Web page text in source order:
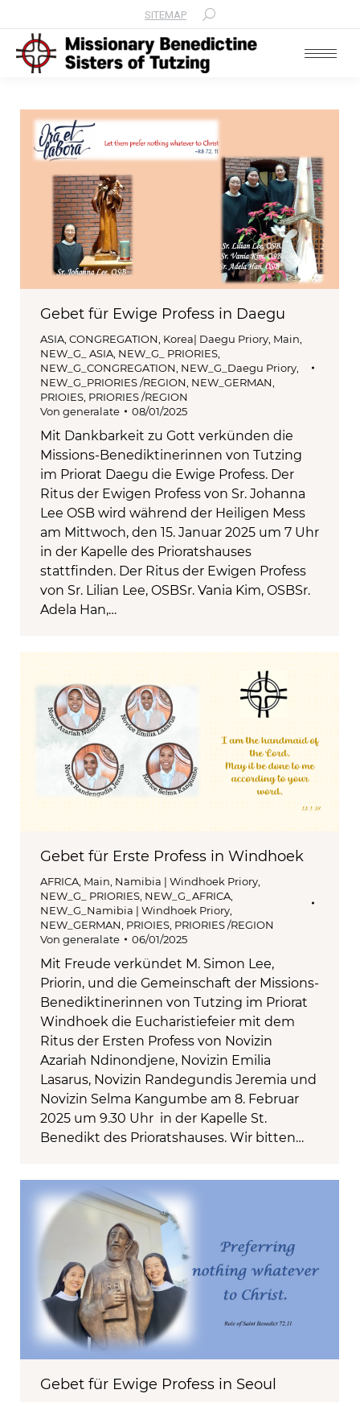
SITEMAP Search:
Gebet für Ewige Profess in Daegu
ASIA, CONGREGATION, Korea| Daegu Priory, Main,
NEW_G_ ASIA, NEW_G_ PRIORIES,
NEW_G_CONGREGATION, NEW_G_Daegu Priory,
NEW_G_PRIORIES /REGION, NEW_GERMAN,
PRIOIES, PRIORIES /REGION
Von generalate 08/01/2025
Mit Dankbarkeit zu Gott verkünden die
Missions-Benediktinerinnen von Tutzing
im Priorat Daegu die Ewige Profess. Der
Ritus der Ewigen Profess von Sr. Johanna
Lee OSB wird während der Heiligen Mess
am Mittwoch, den 15. Januar 2025 um 7 Uhr
in der Kapelle des Prioratshauses
stattfinden. Der Ritus der Ewigen Profess
von Sr. Lilian Lee, OSBSr. Vania Kim, OSBSr.
Adela Han,…
Gebet für Erste Profess in Windhoek
AFRICA, Main, Namibia | Windhoek Priory,
NEW_G_ PRIORIES, NEW_G_AFRICA,
NEW_G_Namibia | Windhoek Priory,
NEW_GERMAN, PRIOIES, PRIORIES /REGION
Von generalate 06/01/2025
Mit Freude verkündet M. Simon Lee,
Priorin, und die Gemeinschaft der Missions-
Benediktinerinnen von Tutzing im Priorat
Windhoek die Eucharistiefeier mit dem
Ritus der Ersten Profess von Novizin
Azariah Ndinondjene, Novizin Emilia
Lasarus, Novizin Randegundis Jeremia und
Novizin Selma Kangumbe am 8. Februar
2025 um 9.30 Uhr in der Kapelle St.
Benedikt des Prioratshauses. Wir bitten…
Gebet für Ewige Profess in Seoul